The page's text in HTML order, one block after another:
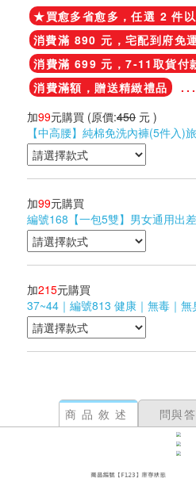
★買愈多省愈多，任選 2 件
消費滿 890 元，宅配到府免
消費滿 699 元，7-11取貨付
消費滿額，贈送精緻禮品
...
加99元購買 (原價:450 元 )
【中高腰】純棉免洗內褲(5件入)
加99元購買
編號168【一包5雙】男女通用出
加215元購買
37~44｜編號813 健康｜無毒｜
商品敘述 問與答